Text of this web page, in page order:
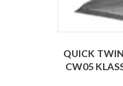
QUICK
CW05